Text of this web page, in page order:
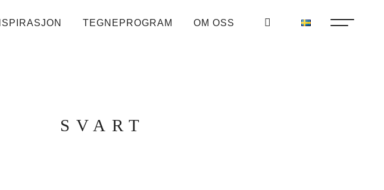
TEGNEPROGRAM OM OSS
SVART